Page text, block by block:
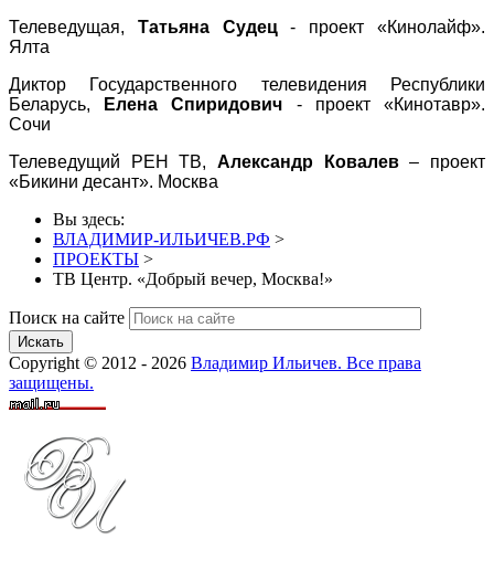
Телеведущая, Татьяна Судец- проект «Кинолайф».
Ялта
Диктор Государственного телевидения Республики
Беларусь,
Елена Спиридович - проект «Кинотавр».
Сочи
Телеведущий РЕН ТВ, Александр Ковалев– проект
«Бикини десант». Москва
Вы здесь:
ВЛАДИМИР-ИЛЬИЧЕВ.РФ >
ПРОЕКТЫ >
ТВ Центр. «Добрый вечер, Москва!»
Поиск на сайте
Искать
Copyright © 2012 - 2026 Владимир Ильичев. Все права
защищены.